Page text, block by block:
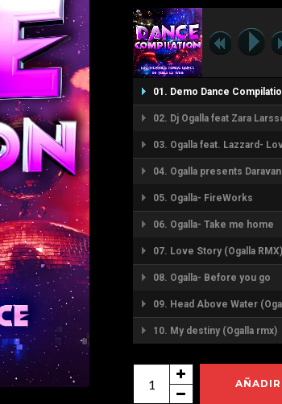
01. Demo Dance
02. Dj Ogalla feat Zara
03. Ogalla feat. Lazzard-
04. Ogalla presents
05. Ogalla- FireWorks
06. Ogalla- Take me home
07. Love Story (Ogalla RMX)
08. Ogalla- Before you go
09. Head Above Water
10. My destiny (Ogalla rmx)
Compilation